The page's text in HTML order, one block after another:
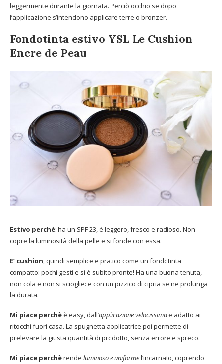
leggermente durante la giornata. Perciò occhio se dopo
l’applicazione s’intendono applicare terre o bronzer.
Fondotinta estivo YSL Le Cushion
Encre de Peau
Estivo perchè: ha un SPF 23, è leggero, fresco e radioso. Non
copre la luminosità della pelle e si fonde con essa.
E’ cushion, quindi semplice e pratico come un fondotinta
compatto: pochi gesti e si è subito pronte! Ha una buona tenuta,
non cola e non si scioglie: e con un pizzico di cipria se ne prolunga
la durata.
Mi piace perchèè easy, dall‘applicazione velocissimae adatto ai
ritocchi fuori casa. La spugnetta applicatrice poi permette di
prelevare la giusta quantità di prodotto, senza errore e spreco.
Mi piace perchèrende luminoso e uniformel’incarnato, coprendo